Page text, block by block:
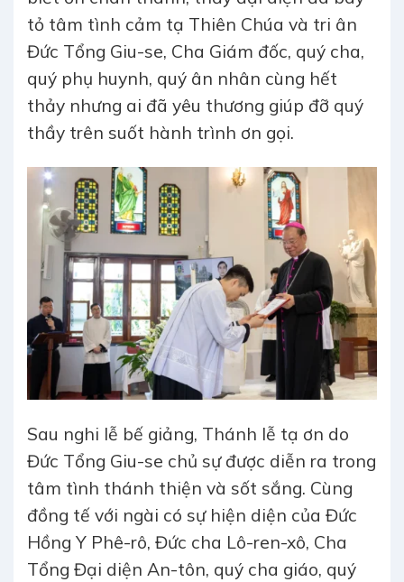
tỏ tâm tình cảm tạ Thiên Chúa và tri ân
Đức Tổng Giu-se, Cha Giám đốc, quý cha,
quý phụ huynh, quý ân nhân cùng hết
thảy nhưng ai đã yêu thương giúp đỡ quý
thầy trên suốt hành trình ơn gọi.
Sau nghi lễ bế giảng, Thánh lễ tạ ơn do
Đức Tổng Giu-se chủ sự được diễn ra trong
tâm tình thánh thiện và sốt sắng. Cùng
đồng tế với ngài có sự hiện diện của Đức
Hồng Y Phê-rô, Đức cha Lô-ren-xô, Cha
Tổng Đại diện An-tôn, quý cha giáo, quý